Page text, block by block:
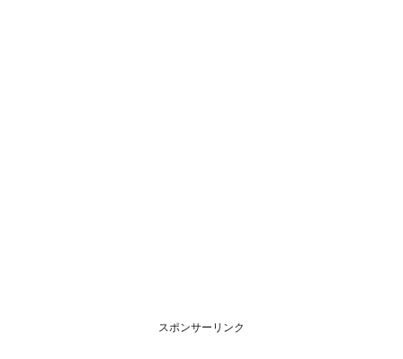
スポンサーリンク